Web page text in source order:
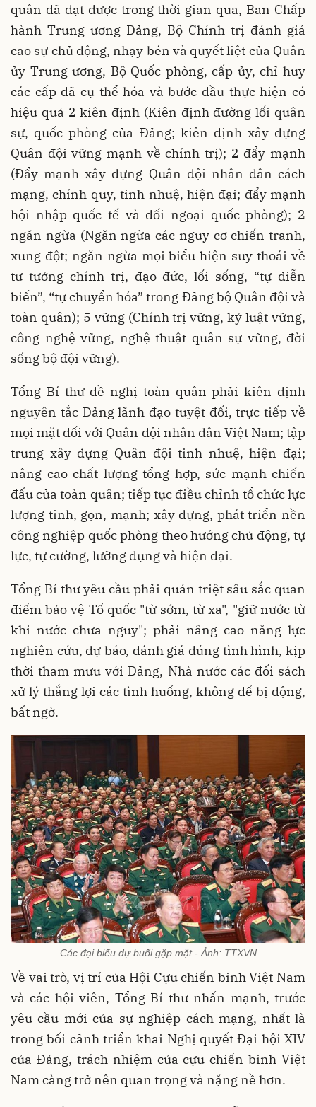
quân đã đạt được trong thời gian qua, Ban Chấp
hành Trung ương Đảng, Bộ Chính trị đánh giá
cao sự chủ động, nhạy bén và quyết liệt của Quân
ủy Trung ương, Bộ Quốc phòng, cấp ủy, chỉ huy
các cấp đã cụ thể hóa và bước đầu thực hiện có
hiệu quả 2 kiên định (Kiên định đường lối quân
sự, quốc phòng của Đảng; kiên định xây dựng
Quân đội vững mạnh về chính trị); 2 đẩy mạnh
(Đẩy mạnh xây dựng Quân đội nhân dân cách
mạng, chính quy, tinh nhuệ, hiện đại; đẩy mạnh
hội nhập quốc tế và đối ngoại quốc phòng); 2
ngăn ngừa (Ngăn ngừa các nguy cơ chiến tranh,
xung đột; ngăn ngừa mọi biểu hiện suy thoái về
tư tưởng chính trị, đạo đức, lối sống, “tự diễn
biến”, “tự chuyển hóa” trong Đảng bộ Quân đội và
toàn quân); 5 vững (Chính trị vững, kỷ luật vững,
công nghệ vững, nghệ thuật quân sự vững, đời
sống bộ đội vững).
Tổng Bí thư đề nghị toàn quân phải kiên định
nguyên tắc Đảng lãnh đạo tuyệt đối, trực tiếp về
mọi mặt đối với Quân đội nhân dân Việt Nam; tập
trung xây dựng Quân đội tinh nhuệ, hiện đại;
nâng cao chất lượng tổng hợp, sức mạnh chiến
đấu của toàn quân; tiếp tục điều chỉnh tổ chức lực
lượng tinh, gọn, mạnh; xây dựng, phát triển nền
công nghiệp quốc phòng theo hướng chủ động, tự
lực, tự cường, lưỡng dụng và hiện đại.
Tổng Bí thư yêu cầu phải quán triệt sâu sắc quan
điểm bảo vệ Tổ quốc "từ sớm, từ xa", "giữ nước từ
khi nước chưa nguy"; phải nâng cao năng lực
nghiên cứu, dự báo, đánh giá đúng tình hình, kịp
thời tham mưu với Đảng, Nhà nước các đối sách
xử lý thắng lợi các tình huống, không để bị động,
bất ngờ.
Các đại biểu dự buổi gặp mặt - Ảnh: TTXVN
Về vai trò, vị trí của Hội Cựu chiến binh Việt Nam
và các hội viên, Tổng Bí thư nhấn mạnh, trước
yêu cầu mới của sự nghiệp cách mạng, nhất là
trong bối cảnh triển khai Nghị quyết Đại hội XIV
của Đảng, trách nhiệm của cựu chiến binh Việt
Nam càng trở nên quan trọng và nặng nề hơn.